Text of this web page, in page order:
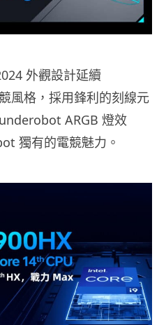
外觀設計延續
風格，採用鋒利的刻線元
ARGB 燈效
獨有的電競魅力。